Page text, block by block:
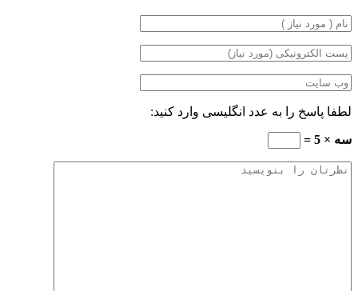
لطفا پاسخ را به عدد انگلیسی وارد کنید:
سه × 5 =